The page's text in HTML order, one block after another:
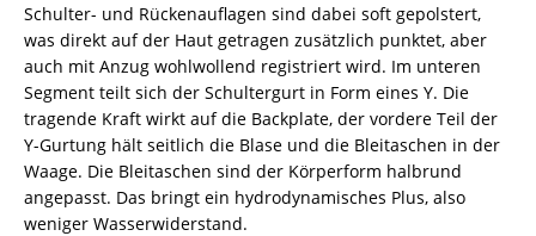
Schulter- und Rückenauflagen sind dabei soft gepolstert,
was direkt auf der Haut getragen zusätzlich punktet, aber
auch mit Anzug wohlwollend registriert wird. Im unteren
Segment teilt sich der Schultergurt in Form eines Y. Die
tragende Kraft wirkt auf die Backplate, der vordere Teil der
Y-Gurtung hält seitlich die Blase und die Bleitaschen in der
Waage. Die Bleitaschen sind der Körperform halbrund
angepasst. Das bringt ein hydrodynamisches Plus, also
weniger Wasserwiderstand.